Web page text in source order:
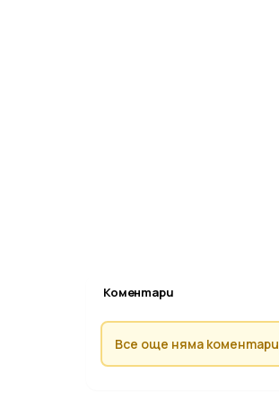
Коментари
Все още няма коментари